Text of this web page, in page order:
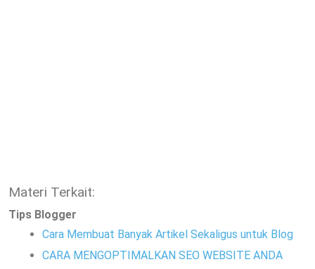
Materi Terkait:
Tips Blogger
Cara Membuat Banyak Artikel Sekaligus untuk Blog
CARA MENGOPTIMALKAN SEO WEBSITE ANDA